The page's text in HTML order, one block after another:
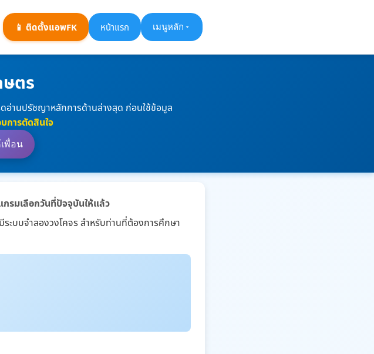
📱 ติดตั้งแอพFK หน้าแรก เมนูหลัก
ตร
ดอ่านปรัชญาหลักการด้านล่างสุด ก่อนใช้ข้อมูล
การตัดสินใจ
พื่อน
กรมเลือกวันที่ปัจจุบันให้แล้ว
ะบบจำลองวงโคจร สำหรับท่านที่ต้องการศึกษา